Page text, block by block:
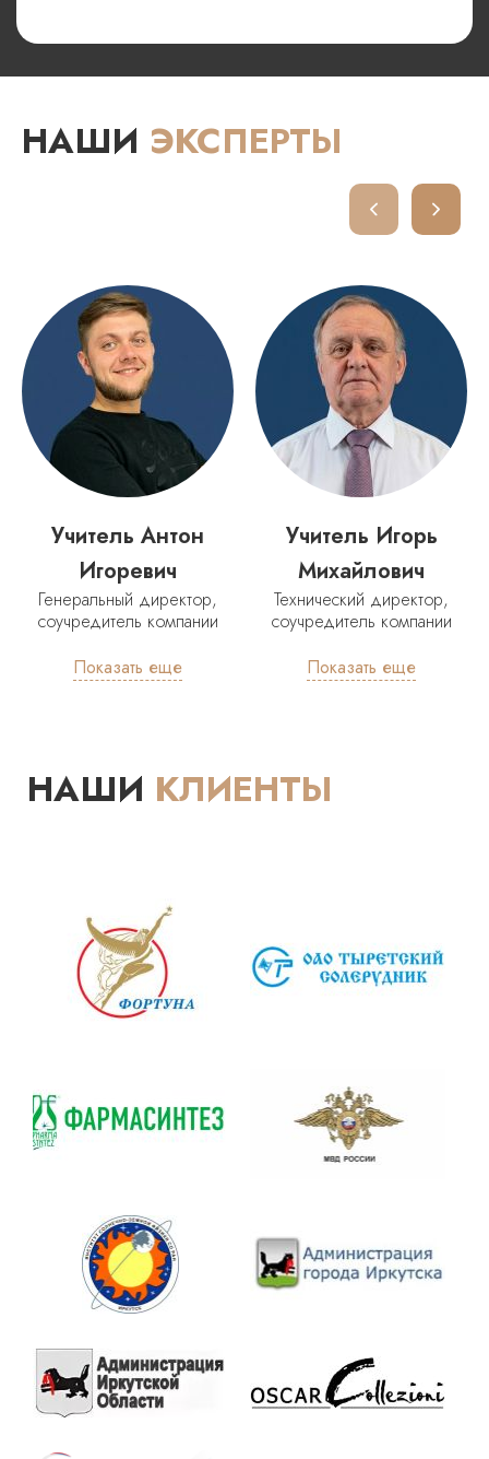
НАШИ ЭКСПЕРТЫ
Учитель Антон
Игоревич
Генеральный директор,
соучредитель компании
Показать еще
Учитель Игорь
Михайлович
Технический директор,
соучредитель компании
Показать еще
НАШИ КЛИЕНТЫ